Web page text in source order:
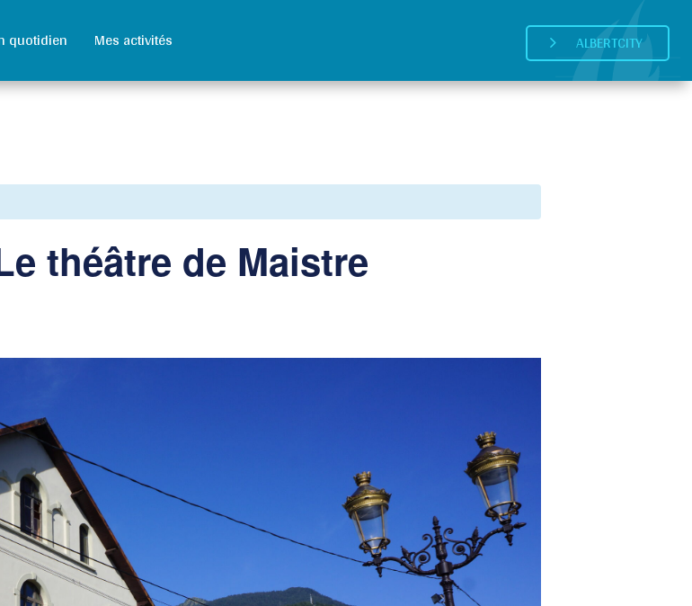
quotidien Mes activités 5 ALBERTCITY
théâtre de Maistre